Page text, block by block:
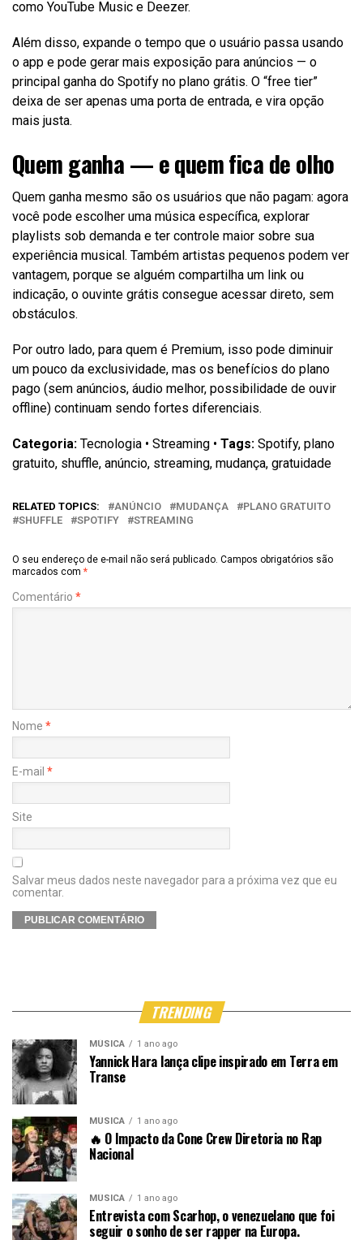
como YouTube Music e Deezer.
Além disso, expande o tempo que o usuário passa usando
o app e pode gerar mais exposição para anúncios — o
principal ganha do Spotify no plano grátis. O “free tier”
deixa de ser apenas uma porta de entrada, e vira opção
mais justa.
Quem ganha — e quem fica de olho
Quem ganha mesmo são os usuários que não pagam: agora
você pode escolher uma música específica, explorar
playlists sob demanda e ter controle maior sobre sua
experiência musical. Também artistas pequenos podem ver
vantagem, porque se alguém compartilha um link ou
indicação, o ouvinte grátis consegue acessar direto, sem
obstáculos.
Por outro lado, para quem é Premium, isso pode diminuir
um pouco da exclusividade, mas os benefícios do plano
pago (sem anúncios, áudio melhor, possibilidade de ouvir
offline) continuam sendo fortes diferenciais.
Categoria: Tecnologia • Streaming • Tags: Spotify, plano
gratuito, shuffle, anúncio, streaming, mudança, gratuidade
RELATED TOPICS: ANÚNCIO MUDANÇA
PLANO GRATUITO
SHUFFLE
SPOTIFY STREAMING
O seu endereço de e-mail não será publicado. Campos obrigatórios são
marcados com *
Comentário *
Nome *
E-mail *
Site
Salvar meus dados neste navegador para a próxima vez que eu
comentar.
TRENDING
MÚSICA 1 ano ago
Yannick Hara lança clipe inspirado em Terra em
Transe
MÚSICA 1 ano ago
🔥 O Impacto da Cone Crew Diretoria no Rap
Nacional
MÚSICA 1 ano ago
Entrevista com Scarhop, o venezuelano que foi
seguir o sonho de ser rapper na Europa.